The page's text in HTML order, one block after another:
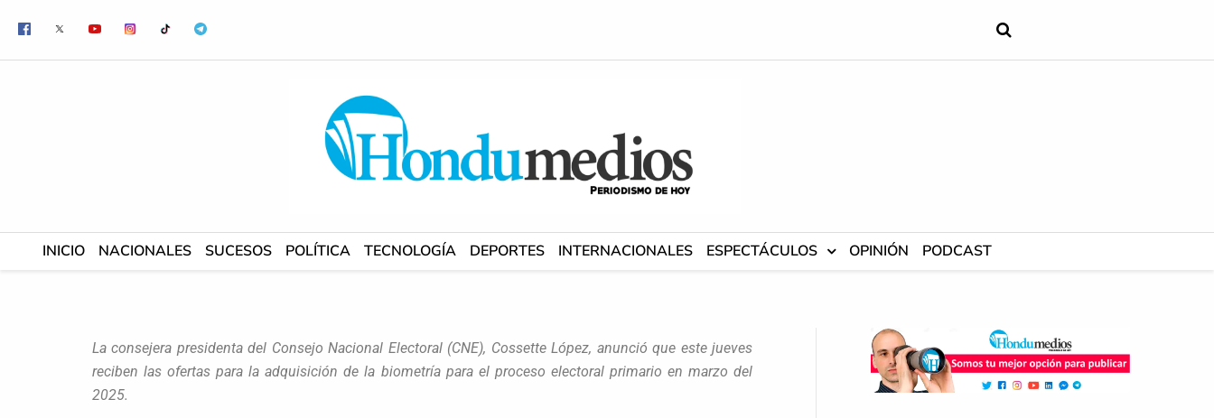
contenido
INICIO NACIONALES SUCESOS POLÍTICA TECNOLOGÍA DEPORTES INTERNACIONALES ESPECTÁCULOS OPINIÓN PODCAST
La consejera presidenta del Consejo Nacional Electoral (CNE), Cossette López, anunció que este jueves
reciben las ofertas para la adquisición de la biometría para el proceso electoral primario en marzo del
2025.